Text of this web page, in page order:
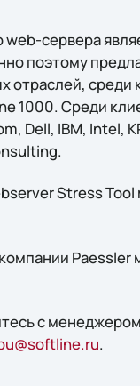
сервера
поэтому
отраслей, среди
1000. Среди
Dell, IBM, Intel,
Stress Tool
Paessler
с
.